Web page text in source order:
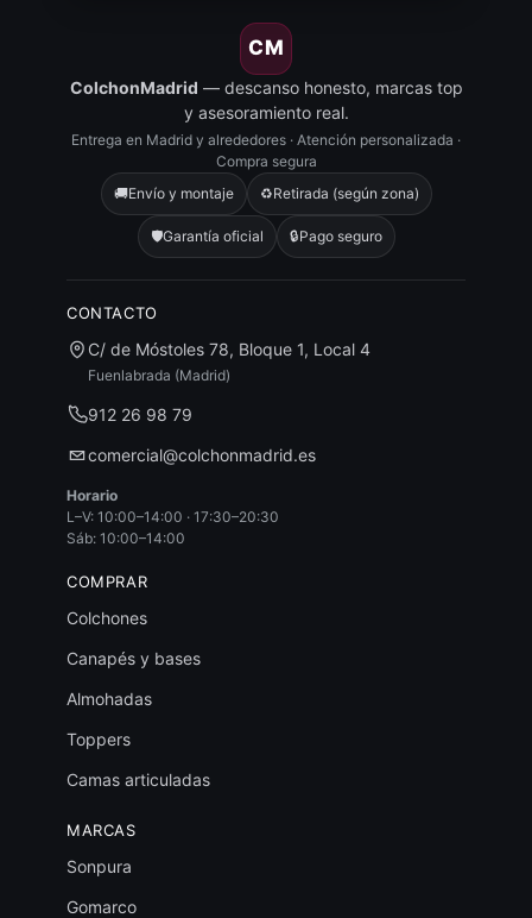
CM
ColchonMadrid — descanso honesto, marcas top
y asesoramiento real.
Entrega en Madrid y alrededores · Atención personalizada ·
Compra segura
🚚Envío y montaje ♻️Retirada (según zona)
🛡️Garantía oficial 🔒Pago seguro
CONTACTO
C/ de Móstoles 78, Bloque 1, Local 4
Fuenlabrada (Madrid)
912 26 98 79
comercial@colchonmadrid.es
Horario
L–V: 10:00–14:00 · 17:30–20:30
Sáb: 10:00–14:00
COMPRAR
Colchones
Canapés y bases
Almohadas
Toppers
Camas articuladas
MARCAS
Sonpura
Gomarco